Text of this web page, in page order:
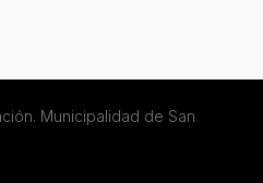
Municipalidad de San